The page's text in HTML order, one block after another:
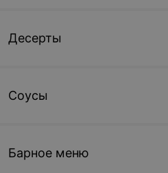
Десерты
Соусы
Барное меню